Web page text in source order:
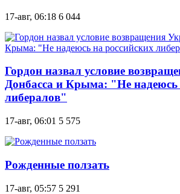
17-авг, 06:18 6 044
Гордон назвал условие
Донбасса и Крыма: "Не надеюсь
либералов"
17-авг, 06:01 5 575
Рожденные ползать
17-авг, 05:57 5 291